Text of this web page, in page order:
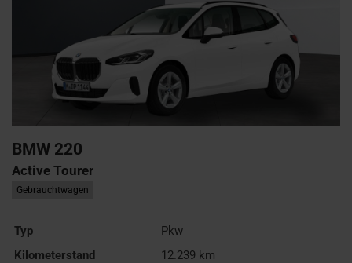
BMW 220
Active Tourer
Gebrauchtwagen
Typ
Pkw
Kilometerstand
12.239 km